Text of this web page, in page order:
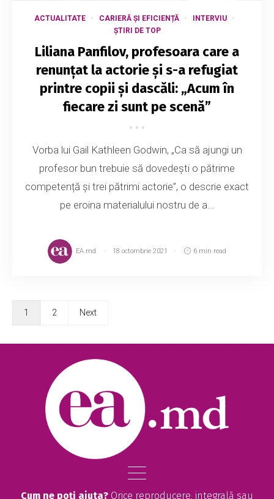
ACTUALITATE CARIERĂ ȘI EFICIENȚĂ
INTERVIU
ȘTIRI DE TOP
Liliana Panfilov, profesoara care a
renunțat la actorie și s-a refugiat
printre copii și dascăli: „Acum în
fiecare zi sunt pe scenă”
Vorba lui Gail Kathleen Godwin, „Ca să ajungi un
profesor bun trebuie să dovedești o pătrime
competență și trei pătrimi actorie”, o descrie exact
pe eroina materialului nostru de a...
EA.md 18 octombrie 2021 6 min read
1 2 Next
Cum ne poți ajuta? Orice reproducere, integrală sau